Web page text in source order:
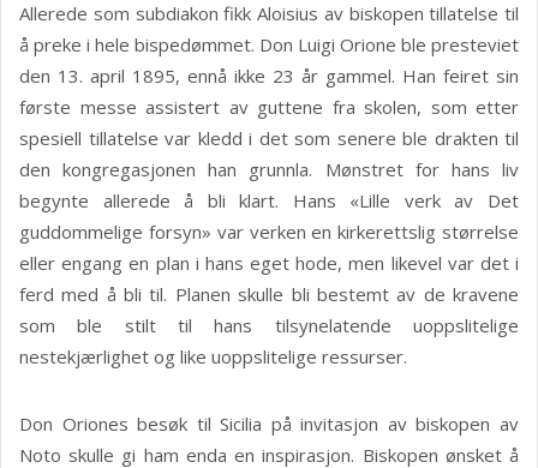
Allerede som subdiakon fikk Aloisius av biskopen tillatelse til
å preke i hele bispedømmet. Don Luigi Orione ble presteviet
den 13. april 1895, ennå ikke 23 år gammel. Han feiret sin
første messe assistert av guttene fra skolen, som etter
spesiell tillatelse var kledd i det som senere ble drakten til
den kongregasjonen han grunnla. Mønstret for hans liv
begynte allerede å bli klart. Hans «Lille verk av Det
guddommelige forsyn» var verken en kirkerettslig størrelse
eller engang en plan i hans eget hode, men likevel var det i
ferd med å bli til. Planen skulle bli bestemt av de kravene
som ble stilt til hans tilsynelatende uoppslitelige
nestekjærlighet og like uoppslitelige ressurser.
Don Oriones besøk til Sicilia på invitasjon av biskopen av
Noto skulle gi ham enda en inspirasjon. Biskopen ønsket å